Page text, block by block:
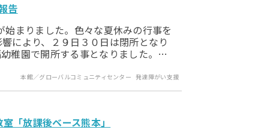
告
まりました。色々な夏休みの行事を
により、２９日３０日は閉所となり
稚園で開所する事となりました。…
本館／グローバルコミュニティセンター 発達障がい支援
「放課後ベース熊本」